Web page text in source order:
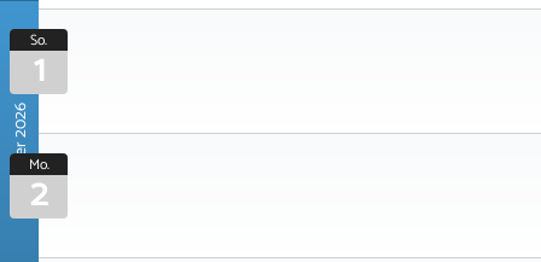
November 2026
So.
1
Mo.
2